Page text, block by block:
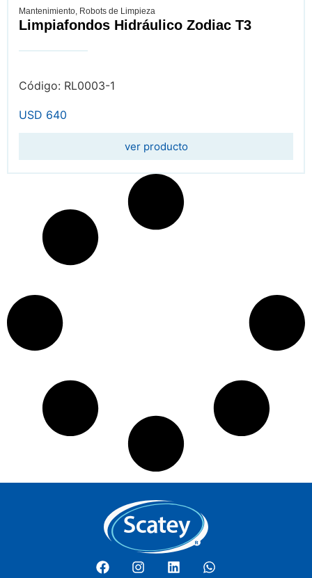
Mantenimiento, Robots de Limpieza
Limpiafondos Hidráulico Zodiac T3
Código: RL0003-1
USD 640
ver producto